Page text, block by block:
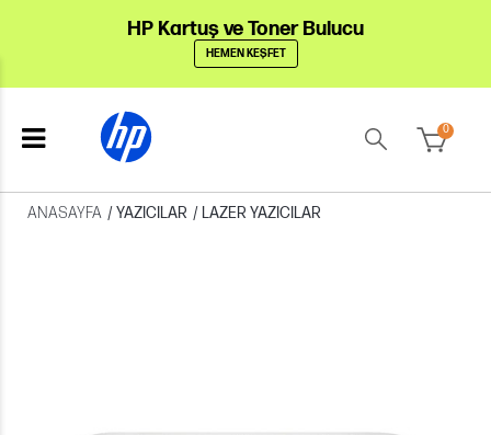
HP Kartuş ve Toner Bulucu
HEMEN KEŞFET
0
ANASAYFA /YAZICILAR / LAZER YAZICILAR